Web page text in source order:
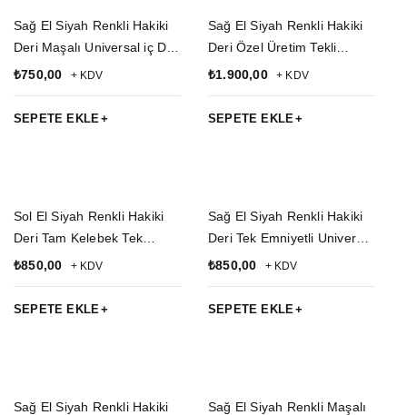
Sağ El Siyah Renkli Hakiki
Deri Maşalı Universal iç Dış
Taşıma Yarım Model
Geçirmeli Silah Kılıfı
₺750,00 + KDV
SEPETE EKLE
Sağ El Siyah Renkli Hakiki
Deri Özel Üretim Tekli
Koltukaltı Kaliteli Airsoft
₺1.900,00 + KDV
SEPETE EKLE
Sol El Siyah Renkli Hakiki
Deri Tam Kelebek Tek
Emniyetli Universal
Geçirmeli Silah Kılıfı
₺850,00 + KDV
SEPETE EKLE
Sağ El Siyah Renkli Hakiki
Deri Tek Emniyetli Universal
Airsoft Palaskaya Kemere
₺850,00 + KDV
SEPETE EKLE
Sağ El Siyah Renkli Hakiki
Sağ El Siyah Renkli Maşalı